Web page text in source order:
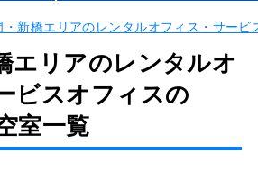
・新橋エリアのレンタルオフィス・サー
エリアのレンタルオ
ビスオフィスの
室一覧